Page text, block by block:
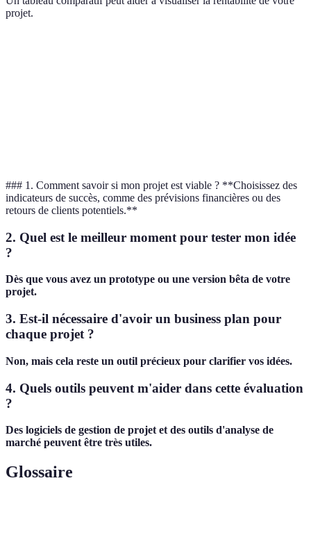
projet.
### 1. Comment savoir si mon projet est viable ? **Choisissez des
indicateurs de succès, comme des prévisions financières ou des
retours de clients potentiels.**
2. Quel est le meilleur moment pour tester mon idée
?
Dès que vous avez un prototype ou une version bêta de votre
projet.
3. Est-il nécessaire d'avoir un business plan pour
chaque projet ?
Non, mais cela reste un outil précieux pour clarifier vos idées.
4. Quels outils peuvent m'aider dans cette évaluation
?
Des logiciels de gestion de projet et des outils d'analyse de
marché peuvent être très utiles.
Glossaire